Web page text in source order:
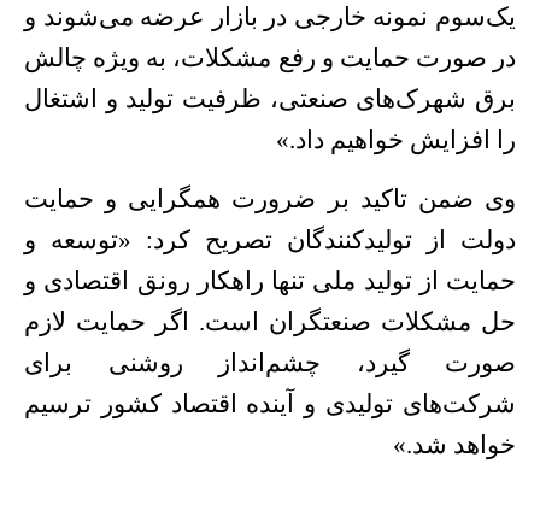
یک‌سوم نمونه خارجی در بازار عرضه می‌شوند و
در صورت حمایت و رفع مشکلات، به ویژه چالش
برق شهرک‌های صنعتی، ظرفیت تولید و اشتغال
را افزایش خواهیم داد.
»
وی ضمن تاکید بر ضرورت همگرایی و حمایت
دولت از تولیدکنندگان تصریح کرد: «توسعه و
حمایت از تولید ملی تنها راهکار رونق اقتصادی و
حل مشکلات صنعتگران است. اگر حمایت لازم
صورت گیرد، چشم‌انداز روشنی برای
شرکت‌های تولیدی و آینده اقتصاد کشور ترسیم
خواهد شد.
»